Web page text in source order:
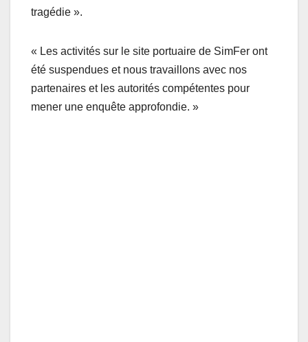
tragédie ».
« Les activités sur le site portuaire de SimFer ont
été suspendues et nous travaillons avec nos
partenaires et les autorités compétentes pour
mener une enquête approfondie. »